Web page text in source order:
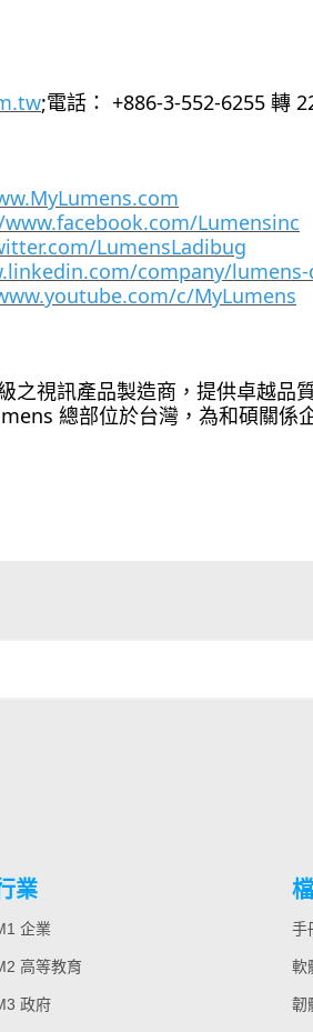
;電話： +886-3-552-6255 轉
Lumensinc
LumensLadibug
company/
c/MyLumens
之視訊產品製造商，提供卓越品
總部位於台灣，為和碩關係
業
企業
高等教育
政府
手
軟
韌